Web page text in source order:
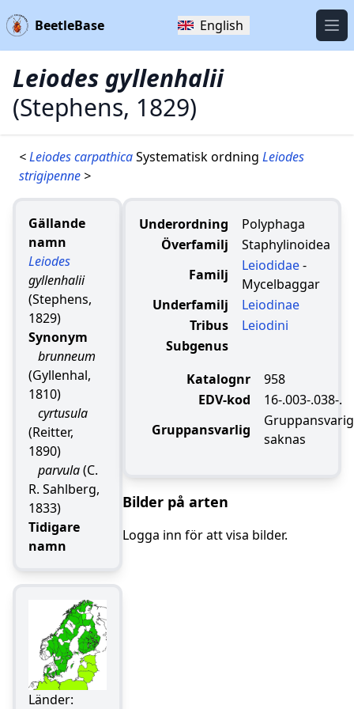
BeetleBase English
Leiodes gyllenhalii
(Stephens, 1829)
<Leiodes carpathicaSystematisk ordning Leiodes
strigipenne >
Gällande
namn
Leiodes
gyllenhalii
(Stephens,
1829)
Synonym
brunneum
(Gyllenhal,
1810)
cyrtusula
(Reitter,
1890)
parvula(C.
R. Sahlberg,
1833)
Tidigare
namn
Länder:
Underordning
Polyphaga
Överfamilj
Staphylinoidea
Familj
Leiodidae-
Mycelbaggar
Underfamilj
Leiodinae
Tribus
Leiodini
Subgenus
Katalognr
958
EDV-kod
16-.003-.038-.
Gruppansvarlig
Gruppansvarig
saknas
Bilder på arten
Logga inn för att visa bilder.